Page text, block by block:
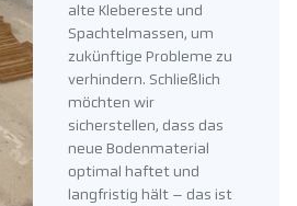
alte Klebereste und
Spachtelmassen, um
zukünftige Probleme zu
verhindern. Schließlich
möchten wir
sicherstellen, dass das
neue Bodenmaterial
optimal haftet und
langfristig hält – das ist